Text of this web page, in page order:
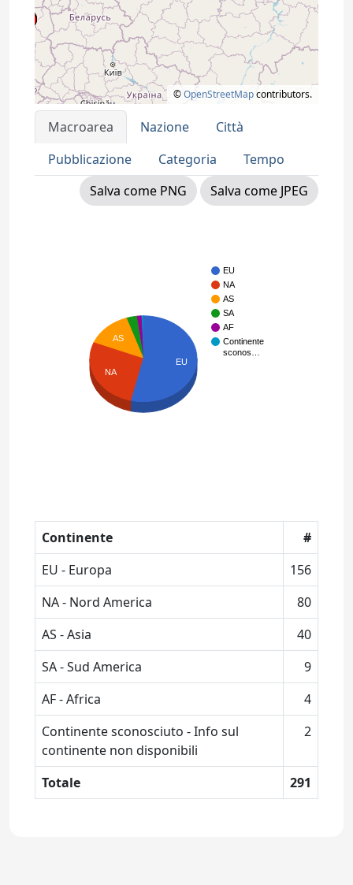
©OpenStreetMapcontributors.
Macroarea Nazione
Città
Pubblicazione
Categoria
Tempo
Salva come PNG
Salva come JPEG
EU
NA
AS
SA
AF
Continente
sconos…
AS
NA
EU
Continente
#
EU - Europa
156
NA - Nord America
80
AS - Asia
40
SA - Sud America
9
AF - Africa
4
Continente sconosciuto - Info sul
continente non disponibili
2
Totale 291